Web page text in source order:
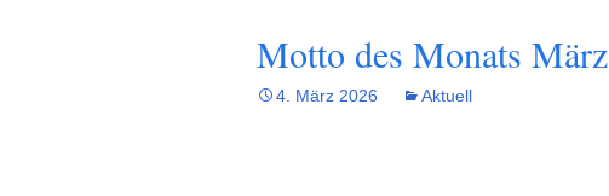
Motto des Monats März
4. März 2026 Aktuell